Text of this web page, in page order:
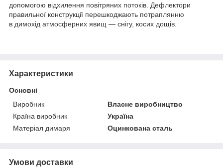
допомогою відхилення повітряних потоків. Дефлектори
правильної конструкції перешкоджають потраплянню
в димохід атмосферних явищ — снігу, косих дощів.
Характеристики
Основні
Виробник
Власне виробництво
Країна виробник
Україна
Матеріал димаря
Оцинкована сталь
Умови доставки